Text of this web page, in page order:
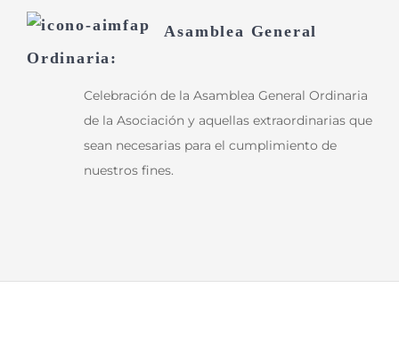
Asamblea General
Ordinaria:
Celebración de la Asamblea General Ordinaria
de la Asociación y aquellas extraordinarias que
sean necesarias para el cumplimiento de
nuestros fines.